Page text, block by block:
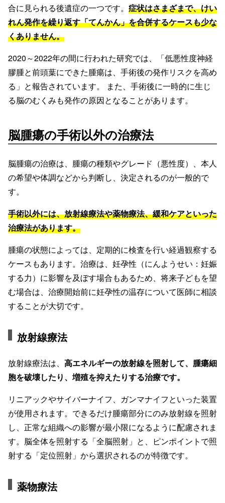
合に見られる後遺症の一つです。 症状はさまざまで、けい
れん発作を繰り返す「てんかん」を合併するケースも少な
くありません。
2020～2022年の間に行われた研究では、「低悪性度神経
膠腫と前頭葉にできた腫瘍は、手術後の発作リスクを高め
る」と報告されています。 また、手術後に一時的に生じ
る脳のむくみも発作の原因となることがあります。
脳腫瘍の手術以外の治療法
脳腫瘍の治療は、腫瘍の種類やグレード（悪性度）、本人
の希望や体調などから判断し、決定されるのが一般的で
す。
手術以外には、放射線療法や薬物療法、緩和ケアといった
治療法があります。
腫瘍の状態によっては、定期的に検査を行い経過観察する
ケースもあります。治療は、妊孕性（にんようせい：妊娠
する力）に影響を及ぼす場合もあるため、将来子どもを望
む場合は、治療開始前に妊孕性の温存について医師に相談
することが大切です。
放射線療法
放射線療法は、 高エネルギーの放射線を照射して、腫瘍細
胞を破壊したり、増殖を抑えたりする治療です。
リニアックやサイバーナイフ、ガンマナイフといった装置
が使用されます。できるだけ腫瘍部分にのみ放射線を照射
し、正常な組織への影響が最小限になるように配慮されま
す。脳全体を照射する「全脳照射」と、ピンポイントで照
射する「定位照射」から選択されるのが特徴です。
薬物療法